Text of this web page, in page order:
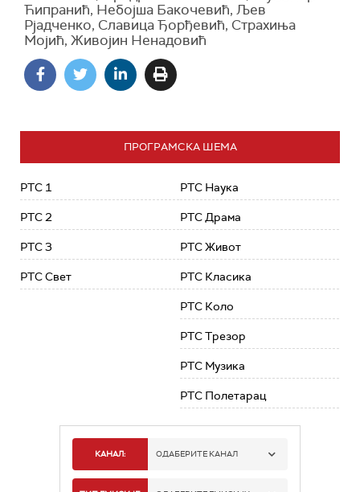
Ћипранић, Небојша Бакочевић, Љев
Рјадченко, Славица Ђорђевић, Страхиња
Мојић, Живојин Ненадовић
ПРОГРАМСКА ШЕМА
РТС 1
РТС 2
РТС 3
РТС Свет
РТС Наука
РТС Драма
РТС Живот
РТС Класика
РТС Коло
РТС Трезор
РТС Музика
РТС Полетарац
КАНАЛ: ОДАБЕРИТЕ КАНАЛ